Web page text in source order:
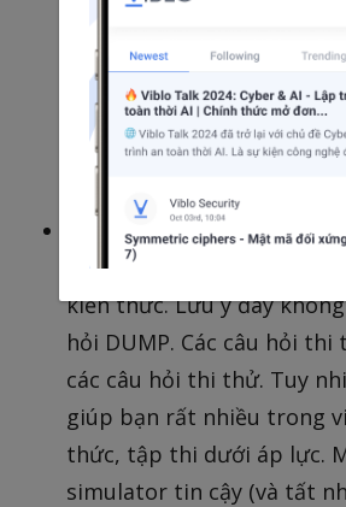
cấp khi đăng ký. Tuy
thời gian bạn cần chuẩn
như thông tin tham
các khóa học.. để có thể
khi có yêu cầu.
Nên thử qua các bài thi
simulator để biết hình
kiến thức. Lưu ý đây
hỏi DUMP. Các câu hỏi
các câu hỏi thi thử. Tuy
giúp bạn rất nhiều trong
thức, tập thi dưới áp lực.
simulator tin cậy (và tất